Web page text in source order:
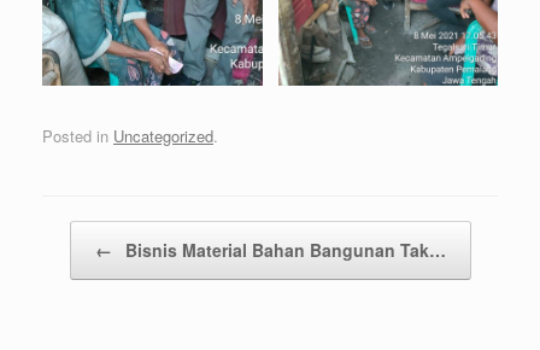
Posted in Uncategorized.
← Bisnis Material Bahan Bangunan Tak…